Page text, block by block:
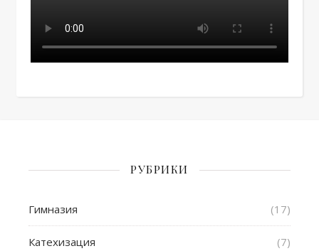
РУБРИКИ
Гимназия (17)
Катехизация (7)